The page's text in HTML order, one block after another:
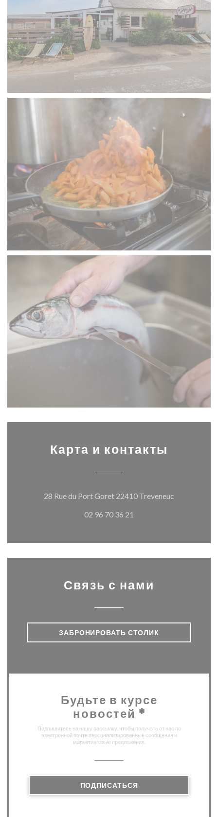
Карта и контакты
28 Rue du Port Goret 22410 Treveneuc
02 96 70 36 21
Связь с нами
ЗАБРОНИРОВАТЬ СТОЛИК
Будьте в курсе
новостей *
Подпишитесь на нашу рассылку, чтобы получать от нас по
электронной почте персонализированные сообщения и
маркетинговые предложения.
ПОДПИСАТЬСЯ